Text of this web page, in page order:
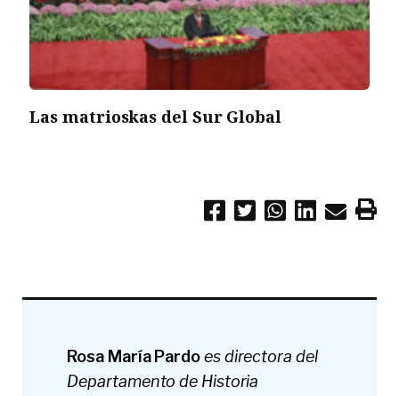
Las matrioskas del Sur Global
Rosa María Pardoes directora del
Departamento de Historia